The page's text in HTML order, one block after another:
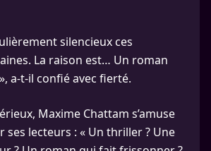
silencieux ces
La raison est… Un roman
a-t-il confié avec fierté.
Maxime Chattam s’amuse
ses lecteurs : « Un thriller ? Une